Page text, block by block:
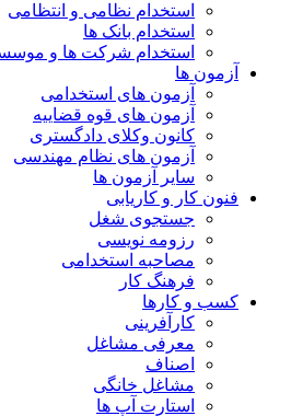
استخدام نظامی و انتظامی
استخدام بانک ها
استخدام شرکت ها و
آزمون ها
آزمون های استخدامی
آزمون های قوه قضاییه
کانون وکلای دادگستری
آزمون های نظام مهندسی
سایر آزمون ها
فنون کار و کاریابی
جستجوی شغل
رزومه نویسی
مصاحبه استخدامی
فرهنگ کار
کسب و کارها
کارآفرینی
معرفی مشاغل
اصناف
مشاغل خانگی
استارت آپ ها